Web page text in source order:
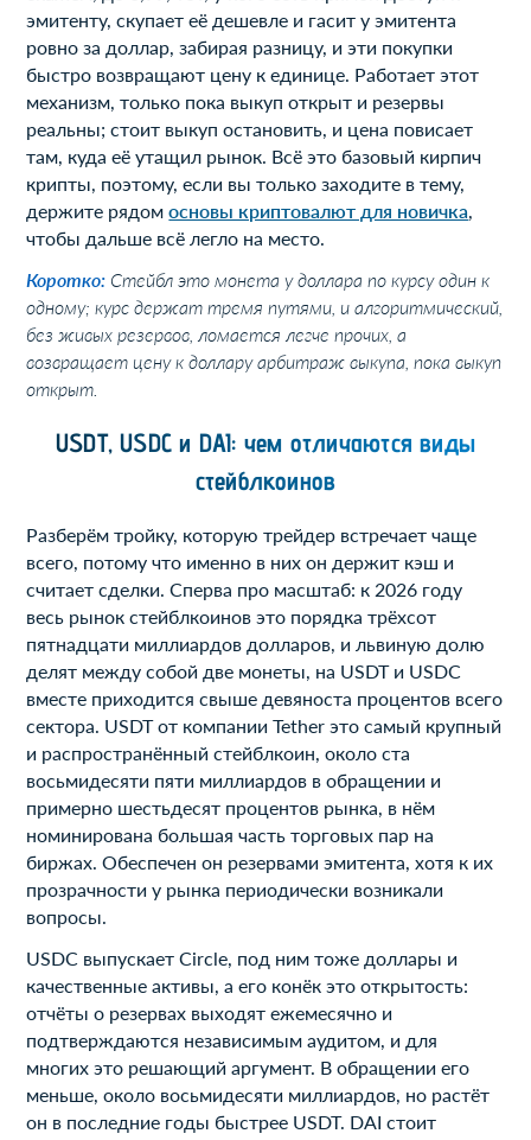
эмитенту, скупает её дешевле и гасит у эмитента
ровно за доллар, забирая разницу, и эти покупки
быстро возвращают цену к единице. Работает этот
механизм, только пока выкуп открыт и резервы
реальны; стоит выкуп остановить, и цена повисает
там, куда её утащил рынок. Всё это базовый кирпич
крипты, поэтому, если вы только заходите в тему,
держите рядомосновы криптовалют для новичка
чтобы дальше всё легло на место.
Коротко: Стейбл это монета у доллара по курсу один к
одному; курс держат тремя путями, и алгоритмический,
без живых резервов, ломается легче прочих, а
возвращает цену к доллару арбитраж выкупа, пока выкуп
открыт.
USDT, USDC и DAI: чем отличаются виды
стейблкоинов
Разберём тройку, которую трейдер встречает чаще
всего, потому что именно в них он держит кэш и
считает сделки. Сперва про масштаб: к 2026 году
весь рынок стейблкоинов это порядка трёхсот
пятнадцати миллиардов долларов, и львиную долю
делят между собой две монеты, на USDT и USDC
вместе приходится свыше девяноста процентов всего
сектора. USDT от компании Tether это самый крупный
и распространённый стейблкоин, около ста
восьмидесяти пяти миллиардов в обращении и
примерно шестьдесят процентов рынка, в нём
номинирована большая часть торговых пар на
биржах. Обеспечен он резервами эмитента, хотя к их
прозрачности у рынка периодически возникали
вопросы.
USDC выпускает Circle, под ним тоже доллары и
качественные активы, а его конёк это открытость:
отчёты о резервах выходят ежемесячно и
подтверждаются независимым аудитом, и для
многих это решающий аргумент. В обращении его
меньше, около восьмидесяти миллиардов, но растёт
он в последние годы быстрее USDT. DAI стоит